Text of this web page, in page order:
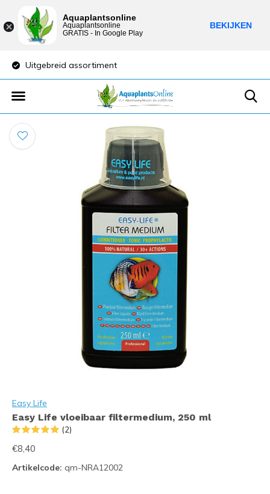
Uitgebreid assortiment
Easy Life
Easy Life vloeibaar filtermedium, 250 ml
(2)
€8,40
Artikelcode: qm-NRA12002
Aquaplantsonline
Aquaplantsonline
GRATIS - In Google Play
BEKIJKEN